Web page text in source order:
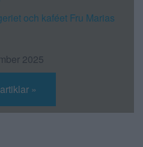
och kaféet Fru Marias
2025
»